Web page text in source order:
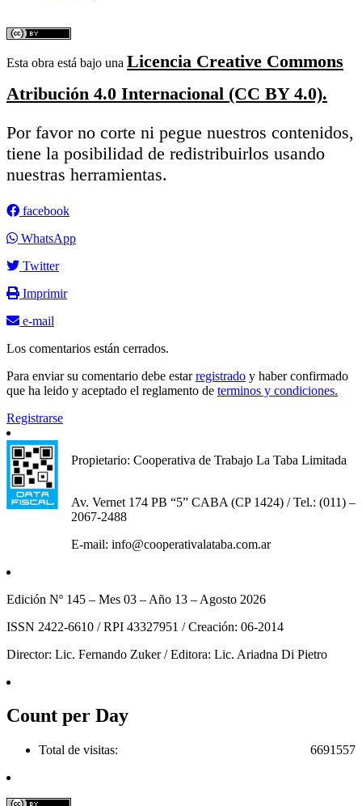
Esta obra está bajo una Licencia Creative Commons
Atribución 4.0 Internacional (CC BY 4.0).
Por favor no corte ni pegue nuestros contenidos,
tiene la posibilidad de redistribuirlos usando
nuestras herramientas.
facebook
WhatsApp
Twitter
Imprimir
e-mail
Los comentarios están cerrados.
Para enviar su comentario debe estarregistrado y haber confirmado
que ha leido y aceptado el reglamento de terminos y condiciones.
Registrarse
Propietario: Cooperativa de Trabajo La Taba Limitada
Av. Vernet 174 PB “5” CABA (CP 1424) / Tel.: (011) –
2067-2488
E-mail: info@cooperativalataba.com.ar
Edición Nº 145 – Mes 03 – Año 13 – Agosto 2026
ISSN 2422-6610 / RPI 43327951 / Creación: 06-2014
Director: Lic. Fernando Zuker / Editora: Lic. Ariadna Di Pietro
Count per Day
6691557
Total de visitas: